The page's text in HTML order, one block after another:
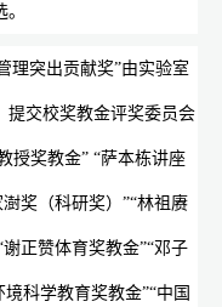
理突出贡献奖”由实验室
提交校奖教金评奖委员会
授奖教金” “萨本栋讲座
奖（科研奖）”“林祖赓
正赞体育奖教金”“邓子
科学教育奖教金”“中国